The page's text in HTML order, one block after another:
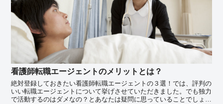
看護師転職エージェントのメリットとは？
絶対登録しておきたい看護師転職エージェントの３選！では、評判の
いい転職エージェントについて挙げさせていただきました。でも独力
で活動するのはダメなの？とあなたは疑問に思っていることでしょ